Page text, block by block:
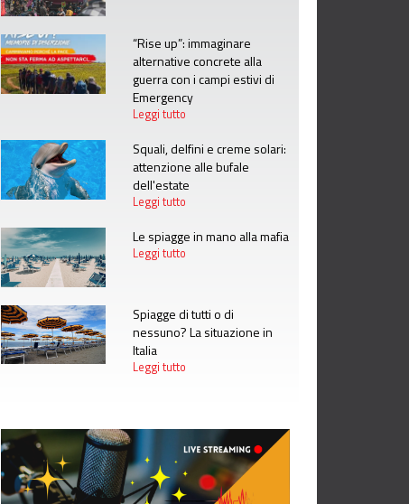
“Rise up”: immaginare
alternative concrete alla
guerra con i campi estivi di
Emergency
Leggi tutto
Squali, delfini e creme solari:
attenzione alle bufale
dell'estate
Leggi tutto
Le spiagge in mano alla mafia
Leggi tutto
Spiagge di tutti o di
nessuno? La situazione in
Italia
Leggi tutto